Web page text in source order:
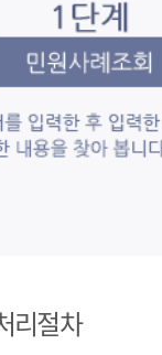
리절차